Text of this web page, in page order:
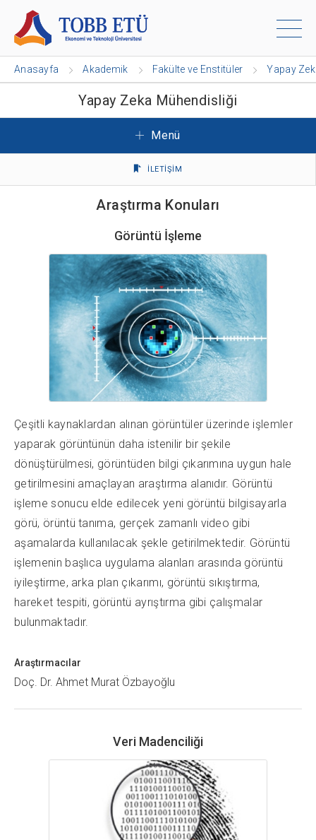
Anasayfa Akademik Fakülte ve Enstitüler Yapay
Yapay Zeka Mühendisliği
Menü
İLETİŞİM
Araştırma Konuları
Görüntü İşleme
Çeşitli kaynaklardan alınan görüntüler üzerinde işlemler
yaparak görüntünün daha istenilir bir şekile
dönüştürülmesi, görüntüden bilgi çıkarımına uygun hale
getirilmesini amaçlayan araştırma alanıdır. Görüntü
işleme sonucu elde edilecek yeni görüntü bilgisayarla
görü, örüntü tanıma, gerçek zamanlı video gibi
aşamalarda kullanılacak şekle getirilmektedir. Görüntü
işlemenin başlıca uygulama alanları arasında görüntü
iyileştirme, arka plan çıkarımı, görüntü sıkıştırma,
hareket tespiti, görüntü ayrıştırma gibi çalışmalar
bulunmaktadır.
Araştırmacılar
Doç. Dr. Ahmet Murat Özbayoğlu
Veri Madenciliği